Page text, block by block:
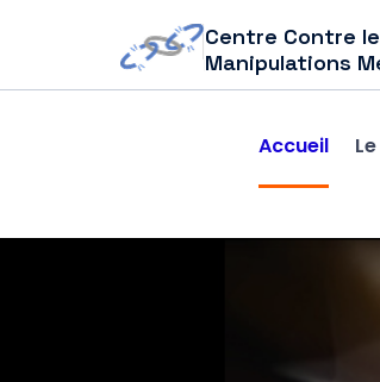
Centre Contre
Manipulations
Accueil